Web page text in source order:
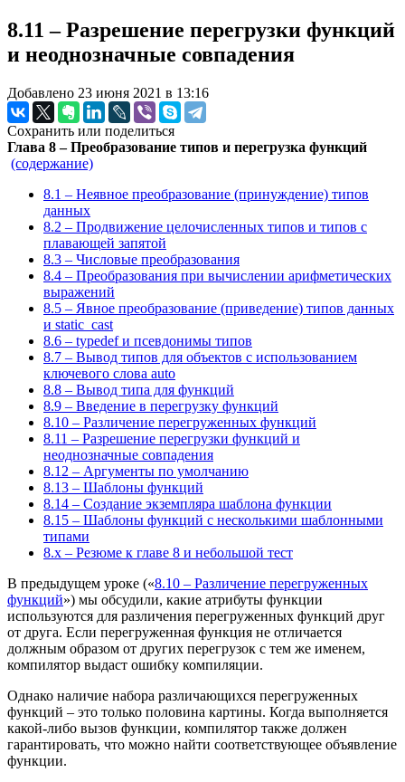
8.11 – Разрешение перегрузки функций
и неоднозначные совпадения
Добавлено 23 июня 2021 в 13:16
Сохранить или поделиться
Глава 8 – Преобразование типов и перегрузка функций
(содержание)
8.1 – Неявное преобразование (принуждение) типов
данных
8.2 – Продвижение целочисленных типов и типов с
плавающей запятой
8.3 – Числовые преобразования
8.4 – Преобразования при вычислении арифметических
выражений
8.5 – Явное преобразование (приведение) типов данных
и static_cast
8.6 – typedef и псевдонимы типов
8.7 – Вывод типов для объектов с использованием
ключевого слова auto
8.8 – Вывод типа для функций
8.9 – Введение в перегрузку функций
8.10 – Различение перегруженных функций
8.11 – Разрешение перегрузки функций и
неоднозначные совпадения
8.12 – Аргументы по умолчанию
8.13 – Шаблоны функций
8.14 – Создание экземпляра шаблона функции
8.15 – Шаблоны функций с несколькими шаблонными
типами
8.x – Резюме к главе 8 и небольшой тест
В предыдущем уроке («8.10 – Различение перегруженных
функций») мы обсудили, какие атрибуты функции
используются для различения перегруженных функций друг
от друга. Если перегруженная функция не отличается
должным образом от других перегрузок с тем же именем,
компилятор выдаст ошибку компиляции.
Однако наличие набора различающихся перегруженных
функций – это только половина картины. Когда выполняется
какой-либо вызов функции, компилятор также должен
гарантировать, что можно найти соответствующее объявление
функции.